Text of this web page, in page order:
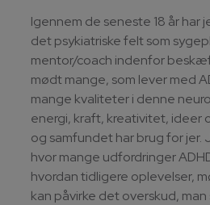
Igennem de seneste 18 år
det psykiatriske felt som
mentor/coach indenfor
mødt mange, som lever med
mange kvaliteter i denne
energi, kraft, kreativitet, ideer
og samfundet har brug for jer.
hvor mange udfordringer
hvordan tidligere oplevelser,
kan påvirke det overskud, man